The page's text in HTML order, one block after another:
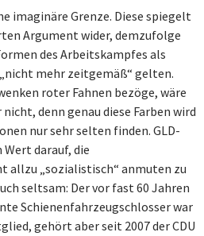
imaginäre Grenze. Diese spiegelt
Argument wider, demzufolge
des Arbeitskampfes als
mehr zeitgemäß“ gelten.
roter Fahnen bezöge, wäre
denn genau diese Farben wird
nur sehr selten finden. GLD-
darauf, die
„sozialistisch“ anmuten zu
seltsam: Der vor fast 60 Jahren
Schienenfahrzeugschlosser war
gehört aber seit 2007 der CDU